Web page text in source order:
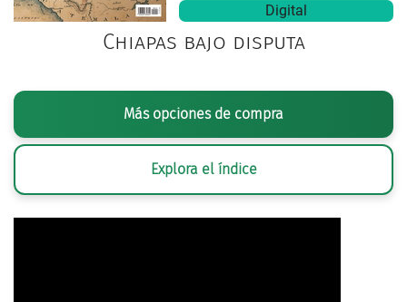
Digital
Chiapas bajo disputa
Más opciones de compra
Explora el índice